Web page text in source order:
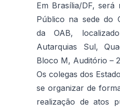
Em Brasília/DF, será
Público na sede do
da OAB,
Autarquias Sul,
Bloco M, Auditório –
Os colegas dos
se organizar de
realização de atos